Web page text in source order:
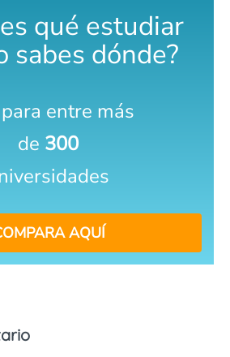
qué estudiar
sabes dónde?
entre más
de 300
AQUÍ